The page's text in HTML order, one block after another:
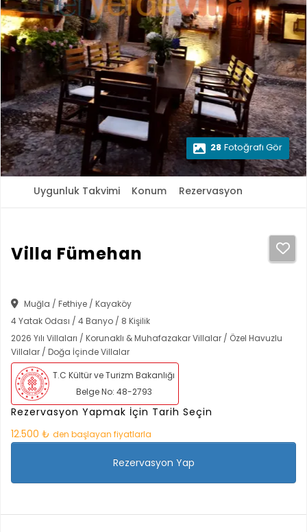
28 Fotoğrafı Gör
Uygunluk Takvimi Konum Rezervasyon
Villa Fümehan
Muğla / Fethiye / Kayaköy
4 Yatak Odası / 4 Banyo / 8 Kişilik
2026 Yılı Villaları / Korunaklı & Muhafazakar Villalar / Özel Havuzlu
Villalar / Doğa İçinde Villalar
T.C Kültür ve Turizm Bakanlığı
Belge No: 48-2793
Rezervasyon Yapmak İçin Tarih Seçin
12.500 ₺ den başlayan fiyatlarla
Rezervasyon Yap